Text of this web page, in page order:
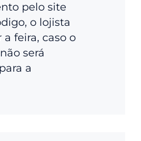
pelo site
o lojista
feira, caso o
será
a